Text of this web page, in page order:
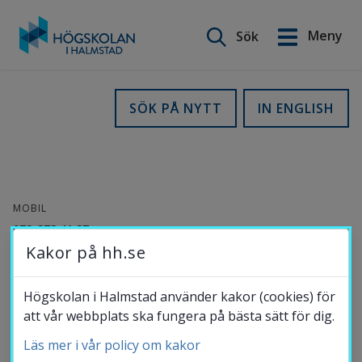
Sök
Meny
IN ENGLISH
SÖK PÅ NYTT
MOBIL
072-373 41 27
rognvaldur.saemundsson@hh.se
ORCID-
ID
English
Utbildning
Samverkan
Om Högskolan
Kakor på hh.se
Högskolan i Halmstad använder kakor (cookies) för
att vår webbplats ska fungera på bästa sätt för dig.
Läs mer i vår policy om kakor